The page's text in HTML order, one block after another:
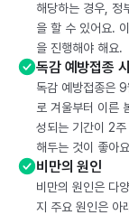
해당하는 경우, 정
을 할 수 있어요.
을 진행해야 해요.
독감 예방접종 시
독감 예방접종은
로 겨울부터 이른
성되는 기간이 2
해두는 것이 좋아
비만의 원인
비만의 원인은 다
지 주요 원인은 아